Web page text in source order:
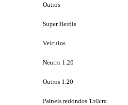
Outros
Super Heróis
Veículos
Neutro 1.20
Outros 1.20
Paineis redondos 150cm